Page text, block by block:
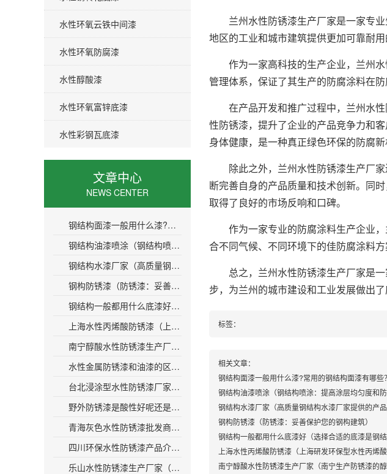
水性环氧云铁中间漆
水性环氧防腐漆
水性醇酸漆
水性环氧富锌底漆
水性彩钢瓦底漆
文章中心
NEWS CENTER
钢结构面漆一般用什么漆?常用的钢结构面漆有哪些？
钢结构油漆喷涂（钢结构喷涂：提高涂层均匀度和防腐性能）
钢结构水漆厂家（高质量钢结构水漆厂家提供的产品及服务）
钢构防锈漆（防锈漆：妥善保护您的钢构建筑）
钢结构一般都用什么底漆好（选择合适的底漆是钢结构涂装的关键！）
上海水性丙烯酸防锈漆（上海研发环保型水性丙烯酸防锈漆，应用广泛）
南宁醇酸水性防锈漆生产厂家（南宁生产防锈漆的醇酸水性工厂家）
水性金属防锈漆和油漆的区别（水性金属防锈漆与传统油漆的差异）
台北浸涂型水性防锈漆厂家（台北水性防锈漆厂家推出浸涂型新品）
野外防锈漆是酸性好呢还是水性好（比较酸性与水性，哪种效果更好的野外防锈漆）
青海灰色水性防锈漆批发商（青海地区灰色水性防锈漆多功能批发商）
四川环保水性防锈漆产品介绍（四川推出环保水性防锈漆，专业防护你的设备）
乐山水性防锈漆生产厂家（乐山防锈漆厂家专业生产高效水性防锈漆）
兰州水性防锈漆生产厂家是一家专业
地区的工业和城市建筑提供更加可靠耐用
作为一家高科技的生产企业，兰州水
管理体系，保证了其生产的防腐涂料在
在产品开发和推广过程中，兰州水性
性防锈漆，提升了企业的产品竞争力和
身体健康，是一种真正绿色环保的防腐新
除此之外，兰州水性防锈漆生产厂家
断完善自身的产品质量和技术创新。同
取得了良好的市场反响和口碑。
作为一家专业的防腐涂料生产企业，
合不同气候、不同环境下的佳防腐涂料
总之，兰州水性防锈漆生产厂家是一
步，为兰州的城市建设和工业发展做出了
标签：
相关文章：
钢结构面漆一般用什么漆?常用的钢结构面漆有哪些？
钢结构油漆喷涂（钢结构喷涂：提高涂层均匀度和防
钢结构水漆厂家（高质量钢结构水漆厂家提供的产品
钢构防锈漆（防锈漆：妥善保护您的钢构建筑）
钢结构一般都用什么底漆好（选择合适的底漆是钢结
上海水性丙烯酸防锈漆（上海研发环保型水性丙烯
南宁醇酸水性防锈漆生产厂家（南宁生产防锈漆的醇